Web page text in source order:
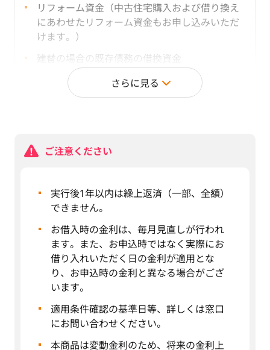
リフォーム資金（中古住宅購入および借り換え
にあわせたリフォーム資金もお申し込みいただ
けます。）
建替の場合の既存債務の借換資金
住宅取得にかかる付帯費用および諸費用（保証
料・火災保険料・登記費用等）
セカンドハウス購入資金および諸費用（購入に
原則、通勤・通学に使用する申込人もしくはご家
族が居住する為の住宅であることが条件となりま
す。
避暑・避寒・休養等が目的の別荘・リゾート等の
住宅取得は対象外となります。
「住宅の建築・購入または他行住宅ローンのお
借り換え」とあわせた「既存の住宅ローン以外
のお借入金」のおまとめ
以下の条件を全て満たすことを条件に、対象商品
の資金使途に「住宅ローン以外のお借入金」を組入
さらに見る
ご注意ください
実行後1年以内は繰上返済（一部、全額）
できません。
お借入時の金利は、毎月見直しが行われ
ます。また、お申込時ではなく実際にお
借り入れいただく日の金利が適用とな
り、お申込時の金利と異なる場合がござ
います。
適用条件確認の基準日等、詳しくは窓口
にお問い合わせください。
本商品は変動金利のため、将来の金利上